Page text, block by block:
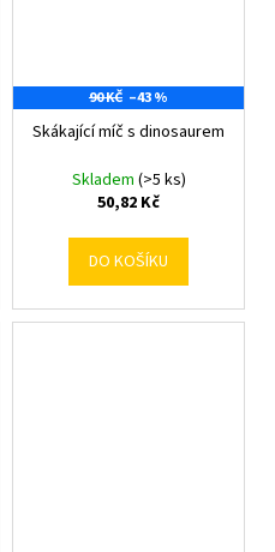
90 KČ –43 %
Skákající míč s dinosaurem
Skladem (>5 ks)
50,82 Kč
DO KOŠÍKU